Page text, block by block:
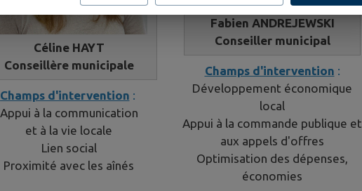
Céline HAYT
Conseillère municipale
Champs d'intervention :
Appui à la communication
et à la vie locale
Lien social
Proximité avec les aînés
Fabien ANDREJEWSKI
Conseiller municipal
Champs d'intervention :
Développement économique
local
Appui à la commande publique et
aux appels d'offres
​​​​Optimisation des dépenses,
économies